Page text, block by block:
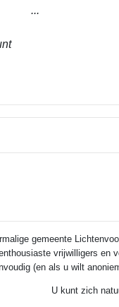
...
gemeente
vrijwilligers en
(en als u wilt
U kunt zich